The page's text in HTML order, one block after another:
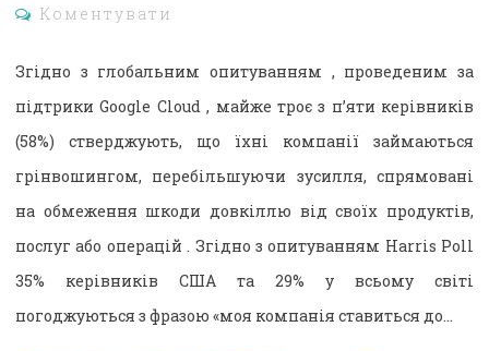
Коментувати
Згідно з глобальним опитуванням , проведеним за
підтрики Google Cloud , майже троє з п’яти керівників
(58%) стверджують, що їхні компанії займаються
грінвошингом, перебільшуючи зусилля, спрямовані
на обмеження шкоди довкіллю від своїх продуктів,
послуг або операцій . Згідно з опитуванням Harris Poll
35% керівників США та 29% у всьому світі
погоджуються з фразою «моя компанія ставиться до…